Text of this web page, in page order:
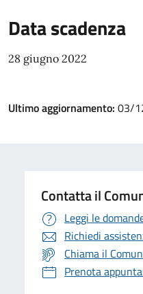
Data scadenza
28 giugno 2022
Ultimo aggiornamento: 03/
Contatta il
Leggi le
Richiedi
Chiama il
Prenota